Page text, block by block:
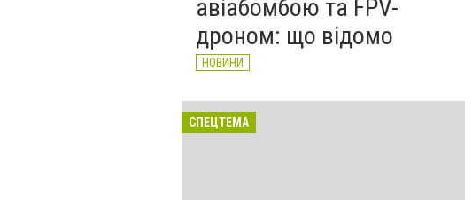
авіабомбою та FPV-
дроном: що відомо
НОВИНИ
СПЕЦТЕМА